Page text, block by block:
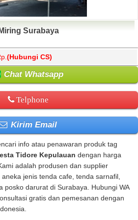
Surabaya
(Hubungi CS)
Chat Whatsapp
Telphone
Kirim Email
info atau penawaran produk tag
Tidore Kepulauan dengan harga
adalah produsen dan supplier
jenis tenda cafe, tenda sarnafil,
posko darurat di Surabaya. Hubungi WA
gratis dan pemesanan dengan